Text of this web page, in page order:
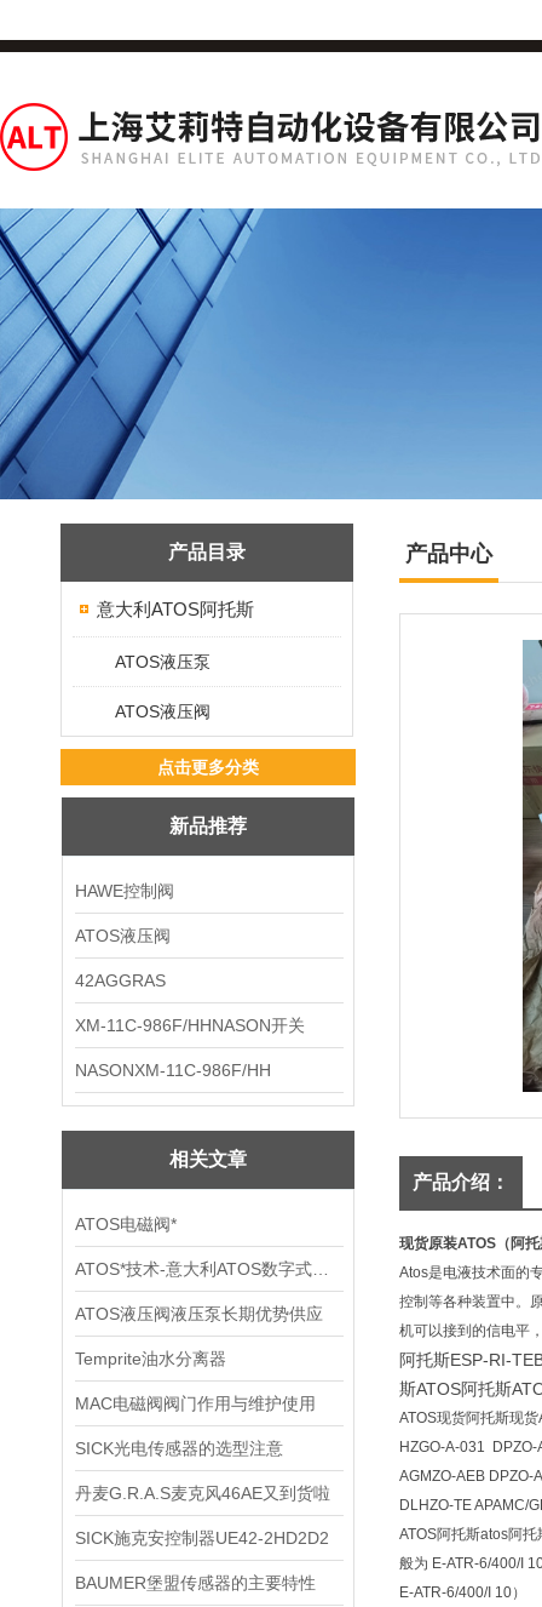
产品目录
意大利ATOS阿托斯
ATOS液压泵
ATOS液压阀
点击更多分类
新品推荐
HAWE控制阀
ATOS液压阀
42AGGRAS
XM-11C-986F/HHNASON开关
NASONXM-11C-986F/HH
相关文章
ATOS电磁阀*
ATOS液压阀液压泵长期优势供应
Temprite油水分离器
MAC电磁阀阀门作用与维护使用
SICK光电传感器的选型注意
丹麦G.R.A.S麦克风46AE又到货啦
SICK施克安控制器UE42-2HD2D2
BAUMER堡盟传感器的主要特性
产品中心
产品介绍：
现货原装ATOS（阿
Atos是电液技术面的
控制等各种装置中。
机可以接到的信电
阿托斯ESP-RI-
斯ATOS阿托斯
ATOS现货阿托斯现货
HZGO-A-031 DPZO-
AGMZO-AEB DPZO-A
DLHZO-TE APAMC/
ATOS阿托斯atos阿
般为 E‑ATR‑6/400/I
E‑ATR‑6/400/I 10）